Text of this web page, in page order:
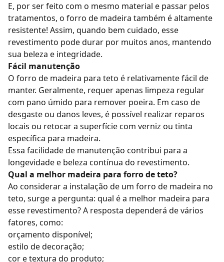
E, por ser feito com o mesmo material e passar pelos
tratamentos, o forro de madeira também é altamente
resistente! Assim, quando bem cuidado, esse
revestimento pode durar por muitos anos, mantendo
sua beleza e integridade.
Fácil manutenção
O forro de madeira para teto é relativamente fácil de
manter. Geralmente, requer apenas limpeza regular
com pano úmido para remover poeira. Em caso de
desgaste ou danos leves, é possível realizar reparos
locais ou retocar a superfície com verniz ou tinta
específica para madeira.
Essa facilidade de manutenção contribui para a
longevidade e beleza contínua do revestimento.
Qual a melhor madeira para forro de teto?
Ao considerar a instalação de um forro de madeira no
teto, surge a pergunta: qual é a melhor madeira para
esse revestimento? A resposta dependerá de vários
fatores, como:
orçamento disponível;
estilo de decoração;
cor e textura do produto;